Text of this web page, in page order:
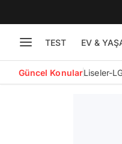
TEST EV &
Güncel KonularLiseler-